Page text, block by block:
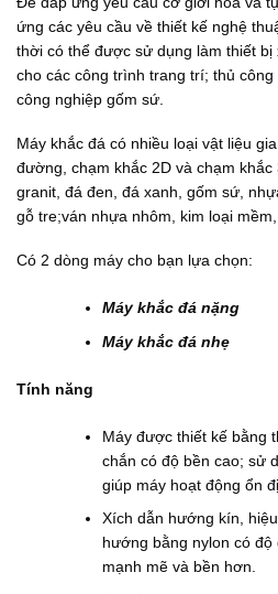
ứng các yêu cầu về thiết kế nghệ
thời có thể được sử dụng làm thiết bị
cho các công trình trang trí; thủ
công nghiệp gốm sứ.
Máy khắc đá có nhiều loại vật liệu
đường, chạm khắc 2D và chạm
granit, đá đen, đá xanh, gốm sứ,
gỗ tre;ván nhựa nhôm, kim loại
Có 2 dòng máy cho bạn lựa chọn:
Máy khắc đá nặng
Máy khắc đá nhẹ
Tính năng
Máy được thiết kế bằng
chắn có độ bền cao; sử
giúp máy hoạt động ổn
Xích dẫn hướng kín,
hướng bằng nylon có
mạnh mẽ và bền hơn.